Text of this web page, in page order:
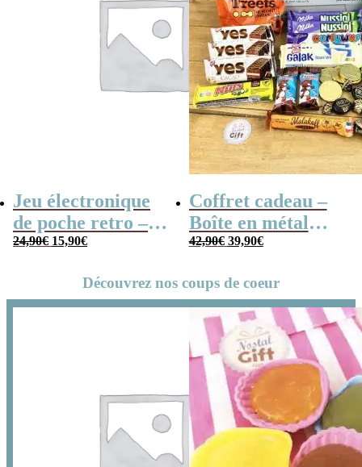
Jeu électronique
de poche retro –
Console vintage
24,90€ Le
24,90€.
15,90€Le
est :
15,90€.
Coffret cadeau –
Boîte en métal
cassette –
années 80 – grand
coffret chocolat
original
42,90€ Le
était :
42,90€.
39,90€Le
est :
39,90€.
Découvrez nos coups de coeur